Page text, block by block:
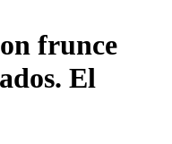
frunce
El